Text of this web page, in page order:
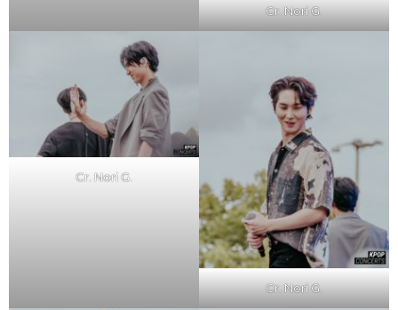
Cr. Nori G.
Cr. Nori G.
Cr. Nori G.